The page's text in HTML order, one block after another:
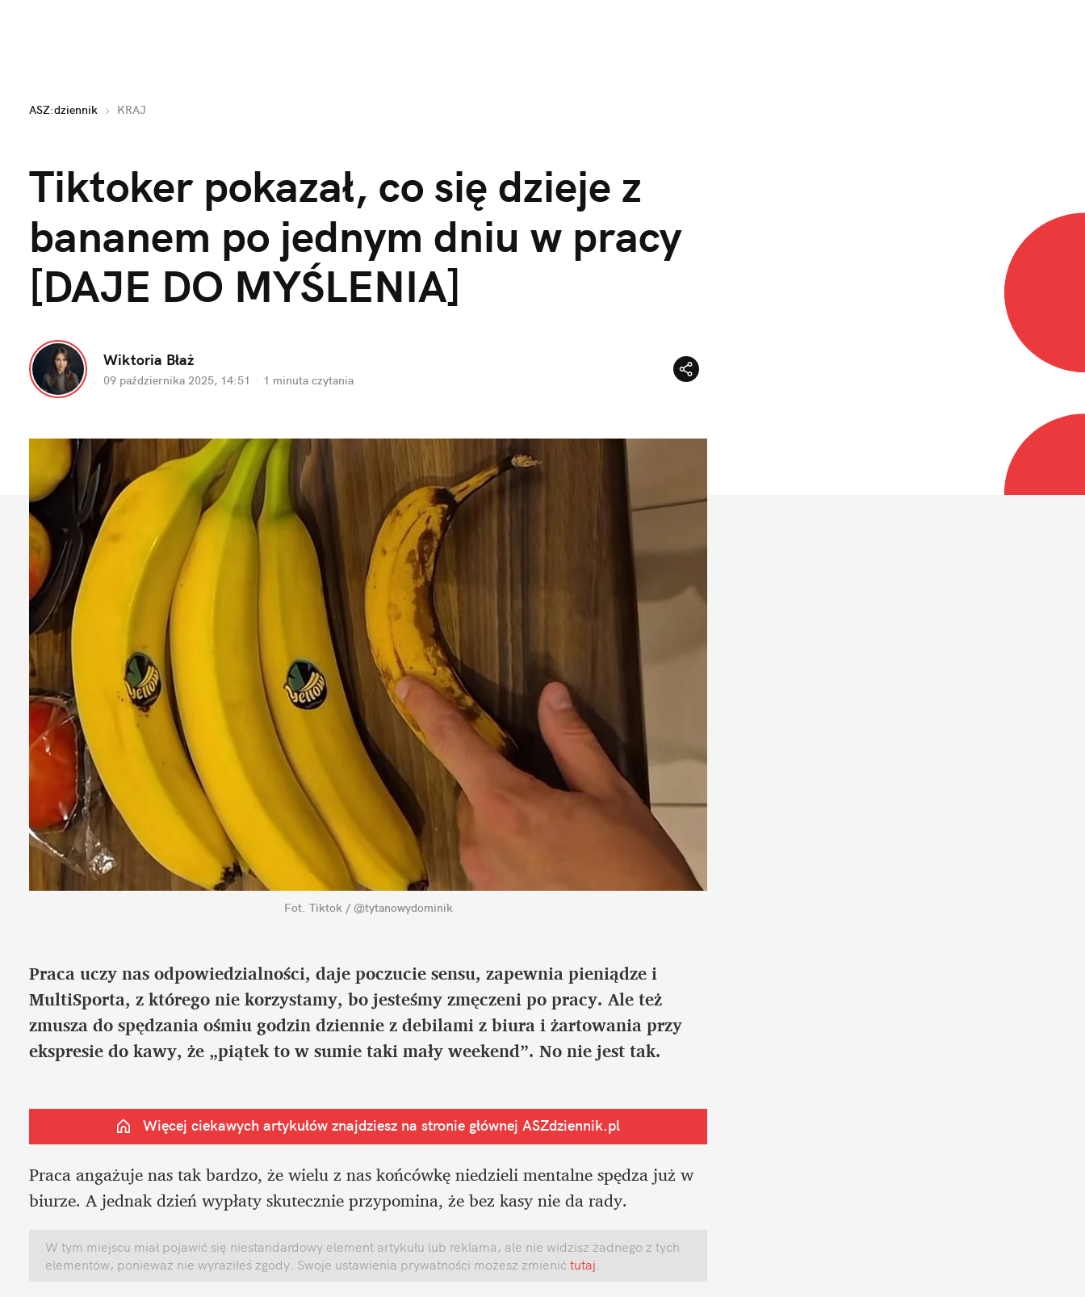
ASZ:dziennik KRAJ
Tiktoker pokazał, co się dzieje z
bananem po jednym dniu w pracy
[DAJE DO MYŚLENIA]
Wiktoria Błaż
09 października 2025, 14:51 · 1 minuta czytania
Fot. Tiktok / @tytanowydominik
Praca uczy nas odpowiedzialności, daje poczucie sensu, zapewnia pieniądze i
MultiSporta, z którego nie korzystamy, bo jesteśmy zmęczeni po pracy. Ale też
zmusza do spędzania ośmiu godzin dziennie z debilami z biura i żartowania przy
ekspresie do kawy, że „piątek to w sumie taki mały weekend”. No nie jest tak.
Więcej ciekawych artykułów znajdziesz na stronie głównej ASZdziennik.pl
Praca angażuje nas tak bardzo, że wielu z nas końcówkę niedzieli mentalne spędza już w
biurze. A jednak dzień wypłaty skutecznie przypomina, że bez kasy nie da rady.
W tym miejscu miał pojawić się niestandardowy element artykułu lub reklama, ale nie widzisz żadnego z tych
elementów, ponieważ nie wyraziłeś zgody. Swoje ustawienia prywatności możesz zmienić tutaj.